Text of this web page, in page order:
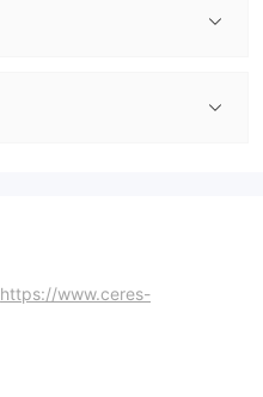
https://www.ceres-